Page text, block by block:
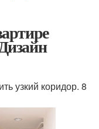
узкий коридор. 8